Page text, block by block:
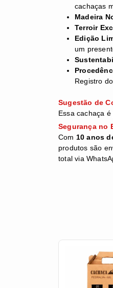
cachaças
Madeira
Terroir
Edição
um
Registro
Sugestão de
Essa cachaça
Segurança no
Com 10 anos
produtos são
total via